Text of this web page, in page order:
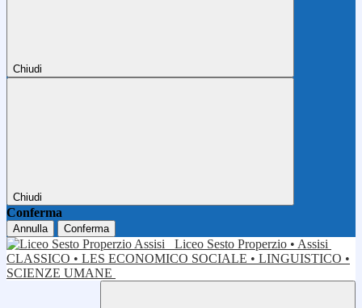
Chiudi
Chiudi
Conferma
Annulla Conferma
Liceo Sesto Properzio • Assisi
CLASSICO • LES ECONOMICO SOCIALE • LINGUISTICO •
SCIENZE UMANE